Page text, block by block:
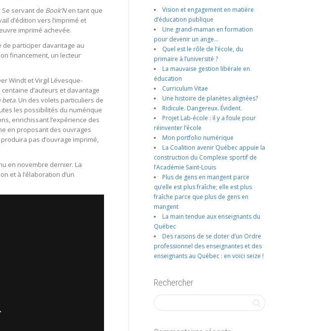
Se servant de Book’Nen tant que
d’édition vers l’imprimé et
imprimé achevée.
de participer davantage au
financement, un lecteur
Windt et Virgil Lévesque-
centaine d’auteurs et davantage
beta. Un des volets particuliers de
les possibilités du numérique
enrichissant l’expérience des
en proposant des ouvrages
pas d’ouvrage imprimé,
en novembre dernier. La
et à l’élaboration d’un
Vision et engagement en matière
d’éducation publique
Une grand-maman en formation
pour devenir un ange…
Quel est le rôle de l’école, du
primaire à l’université ?
La mauvaise gestion libérale en
éducation
Curriculum Vitae
Une histoire de planètes alignées?
Ridicule. Dangereux. Évident.
Projet Lab-école : il y a foule pour
réinventer l’école
Mon portfolio numérique
La Coalition avenir Québec appuie la
construction du Complexe sportif de
l’Académie Saint-Louis
Plus de gens en mangent parce
qu’elle est plus fraîche; elle est plus
fraîche parce que plus de gens en
mangent
La main tendue aux enseignants du
Québec
Des raisons de se doter d’un Ordre
professionnel des enseignantes et des
enseignants au Québec : en voici seize !
Rechercher